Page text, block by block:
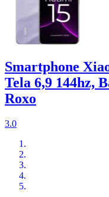
Smartphone
Tela 6,9 144hz,
Roxo
3.0